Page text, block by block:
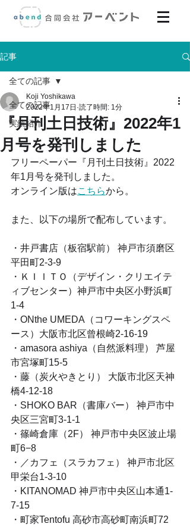
記事
全ての記事
実績紹介
全ての記事
『月刊土日技術』2022年1
月号を発刊しました
Koji Yoshikawa
2022年1月17日 読了時間: 1分
フリーペーパー『月刊土日技術』2022
年1月号を発刊しました。
オンライン版はこちらから。
また、以下の場所で配布しています。
・井戸書店（板宿駅前） 神戸市須磨区
平田町2-3-9
・ＫＩＩＴＯ（デザイン・クリエイテ
ィブセンター）神戸市中央区小野浜町
1-4
・ONthe UMEDA（コワーキングスペ
ース）大阪市北区曾根崎2-16-19
・amasora ashiya（自然派料理） 芦屋
市宮塚町15-5
・藤（炭火やきとり） 大阪市北区天神
橋4-12-18
・SHOKO BAR（書庫バー） 神戸市中
央区三宮町3-1-1
・篠崎倉庫（2F） 神戸市中央区波止場
町6−8
・／カフェ（スラカフェ） 神戸市北区
甲栄台1-3-10
・KITANOMAD 神戸市中央区山本通1-
7-15
・町家Tentofu 高砂市高砂町南浜町72